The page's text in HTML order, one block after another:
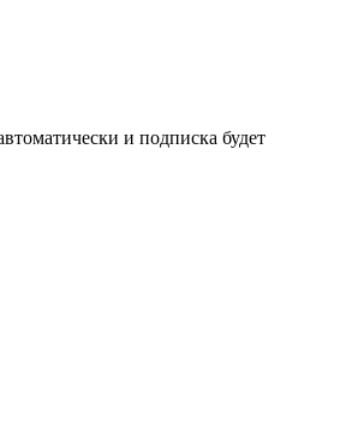
и подписка будет